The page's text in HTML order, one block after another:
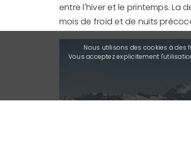
entre l'hiver et le printemps. La
mois de froid et de nuits
Nous utilisons des cookies à
Vous acceptez explicitement